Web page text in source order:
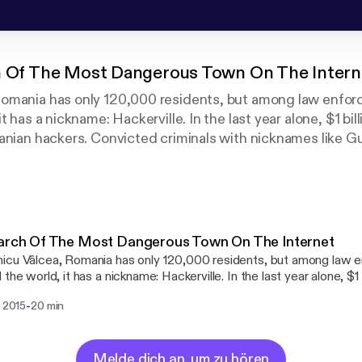
Of The Most Dangerous Town On The
has only 120,000 residents, but among law
has a nickname: Hackerville. In the last year alone, $1
hackers. Convicted criminals with nicknames like
that’s just the beginning. The world is finally waking
threats that it poses to our society. Is there anything we
and protect ourselves from the most dangerous town
Of The Most Dangerous Town On The Internet
Vâlcea, Romania has only 120,000 residents, but among law
the world, it has a nickname: Hackerville. In the last year alone,
caught breaking into the email accounts of NASA, Hillary
and the threats that it poses to our society. The world is
realities of cybercrime and the threats that it poses to our
2015-20 min